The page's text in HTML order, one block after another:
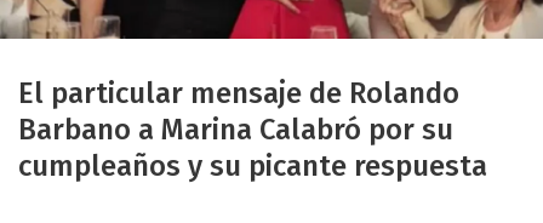
El particular mensaje de Rolando
Barbano a Marina Calabró por su
cumpleaños y su picante respuesta